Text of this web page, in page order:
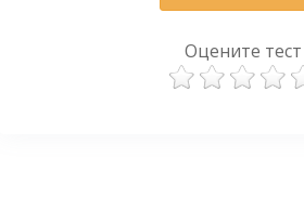
Оцените тест